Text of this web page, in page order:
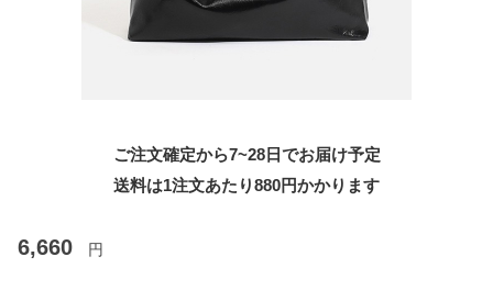
ご注文確定から7~28日でお届け予定
送料は1注文あたり880円かかります
6,660 円